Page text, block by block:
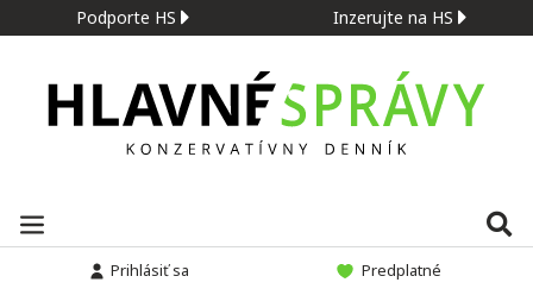
Podporte HS Inzerujte na HS
Prihlásiť sa Predplatné